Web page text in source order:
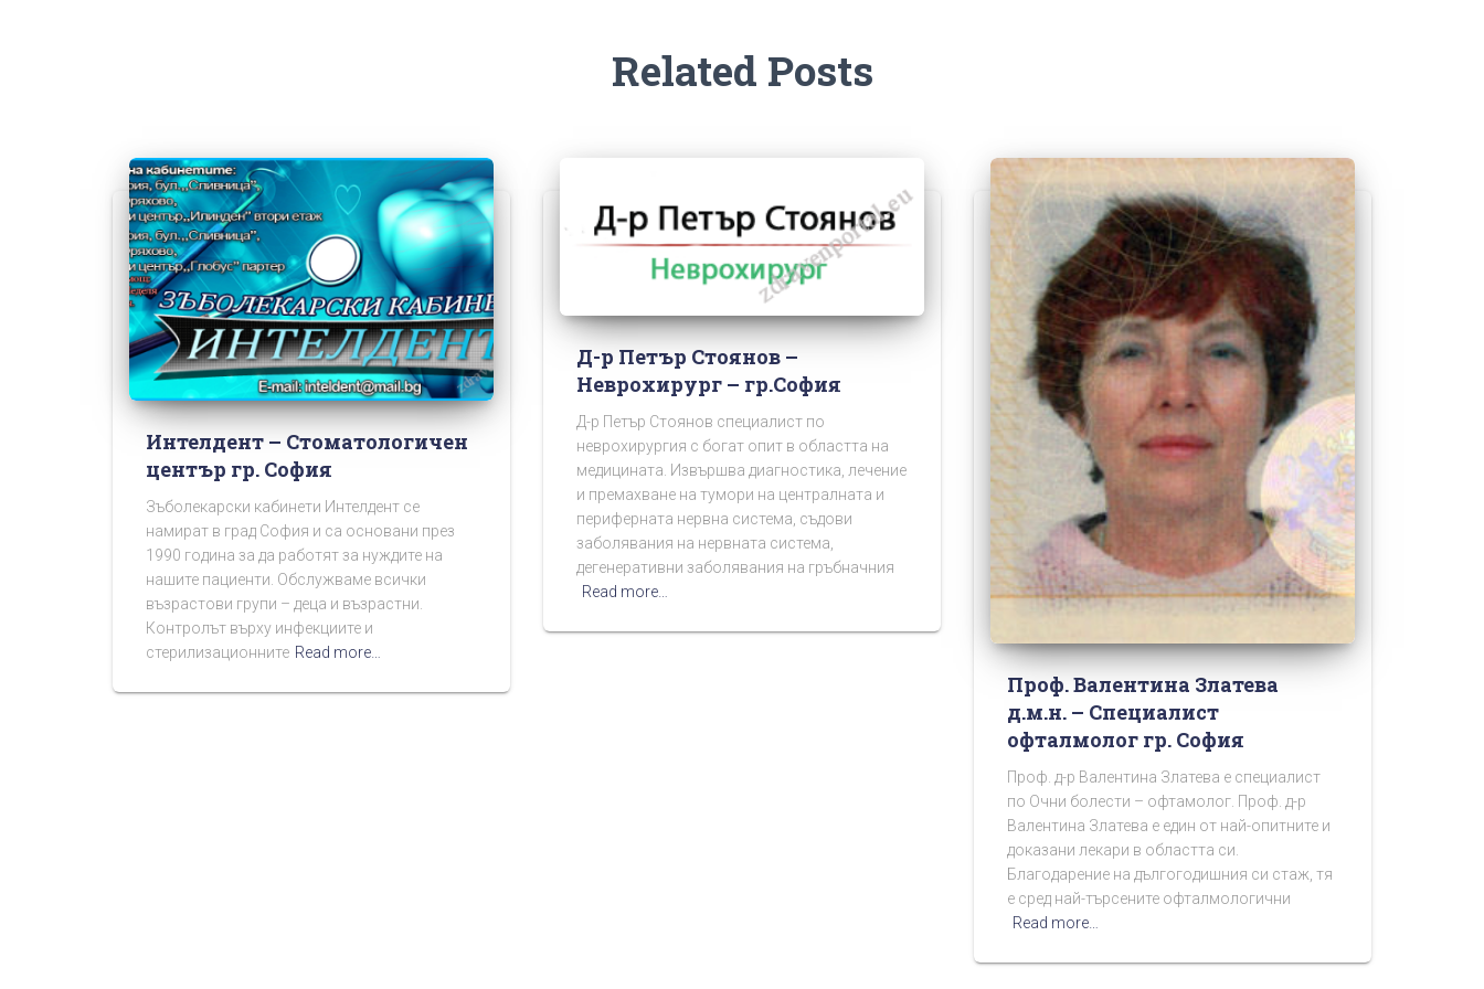
Related Posts
Интелдент – Стоматологичен
център гр. София
Зъболекарски кабинети Интелдент се
намират в град София и са основани през
1990 година за да работят за нуждите на
нашите пациенти. Обслужваме всички
възрастови групи – деца и възрастни.
Контролът върху инфекциите и
стерилизационните Read more…
Д-р Петър Стоянов –
Неврохирург – гр.София
Д-р Петър Стоянов специалист по
неврохирургия с богат опит в областта на
медицината. Извършва диагностика, лечение
и премахване на тумори на централната и
периферната нервна система, съдови
заболявания на нервната система,
дегенеративни заболявания на гръбначния
Read more…
Проф. Валентина Златева
д.м.н. – Специалист
офталмолог гр. София
Проф. д-р Валентина Златева е специалист
по Очни болести – офтамолог. Проф. д-р
Валентина Златева е един от най-опитните и
доказани лекари в областта си.
Благодарение на дългогодишния си стаж, тя
е сред най-търсените офталмологични
Read more…